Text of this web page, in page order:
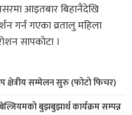
आइतबार बिहानैदेखि
गर्न गएका व्रतालु महिला
सापकोटा ।
सम्मेलन सुरु (फोटो फिचर)
बुझबुझार्थ कार्यक्रम सम्पन्न